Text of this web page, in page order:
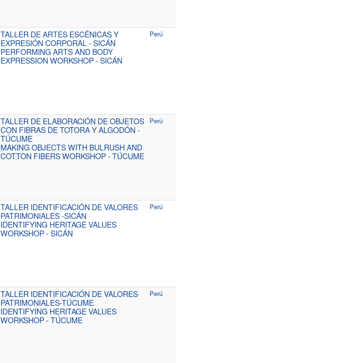
TALLER DE ARTES ESCÉNICAS Y
EXPRESIÓN CORPORAL - SICÁN
PERFORMING ARTS AND BODY
EXPRESSION WORKSHOP - SICÁN
Perú
TALLER DE ELABORACIÓN DE OBJETOS
CON FIBRAS DE TOTORA Y ALGODÓN -
TÚCUME
MAKING OBJECTS WITH BULRUSH AND
COTTON FIBERS WORKSHOP - TÚCUME
Perú
TALLER IDENTIFICACIÓN DE VALORES
PATRIMONIALES -SICÁN
IDENTIFYING HERITAGE VALUES
WORKSHOP - SICÁN
Perú
TALLER IDENTIFICACIÓN DE VALORES
PATRIMONIALES-TÚCUME
IDENTIFYING HERITAGE VALUES
WORKSHOP - TÚCUME
Perú